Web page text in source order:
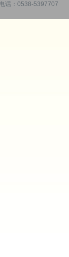
电话：0538-5397707